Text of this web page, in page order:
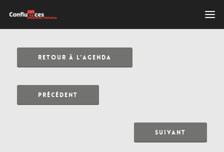
RETOUR À L'AGENDA
PRÉCÉDENT
SUIVANT